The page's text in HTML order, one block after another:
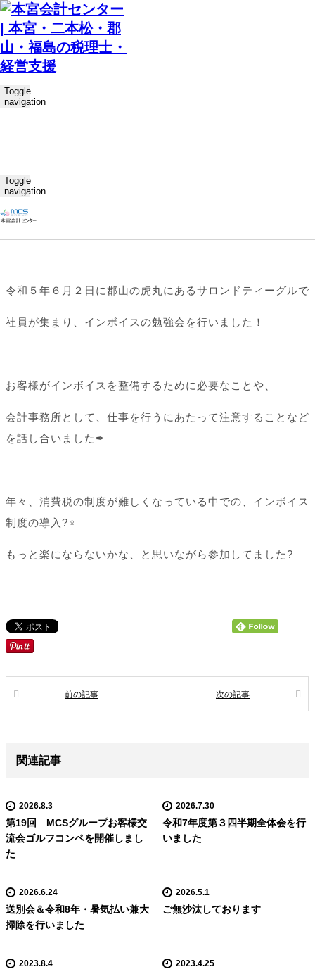
Toggle
navigation
Toggle
navigation
ホーム
社員ブログ
インボイスの勉強会を行いました?
2023.06.14
こんにちは！本宮会計センター、総務の富永です?
令和５年６月２日に郡山の虎丸にあるサロンドティーグルで
社員が集まり、インボイスの勉強会を行いました！
お客様がインボイスを整備するために必要なことや、
会計事務所として、仕事を行うにあたって注意することなど
を話し合いました✒
年々、消費税の制度が難しくなっている中での、インボイス
制度の導入?‍♀️
もっと楽にならないかな、と思いながら参加してました?
前の記事 次の記事
関連記事
2026.8.3
第19回 MCSグループお客様交
流会ゴルフコンペを開催しまし
た
2026.7.30
令和7年度第３四半期全体会を行
いました
2026.6.24
送別会＆令和8年・暑気払い兼大
掃除を行いました
2026.5.1
ご無沙汰しております
2023.8.4 2023.4.25